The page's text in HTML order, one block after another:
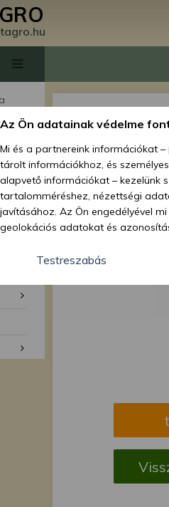
Az Ön adatainak védelme
Mi és a partnereink információkat
tárolt információkhoz, és
alapvető információkat – kezelünk
tartalomméréshez, nézettségi
javításához. Az Ön engedélyével
geolokációs adatokat és
hozzájárulhat ahhoz, hogy mi és
lehetőségként a hozzájárulás
megváltoztathatja beállításait.
feltétlenül szükséges az Ön
beállításai csak erre a weboldalra
Testreszabás